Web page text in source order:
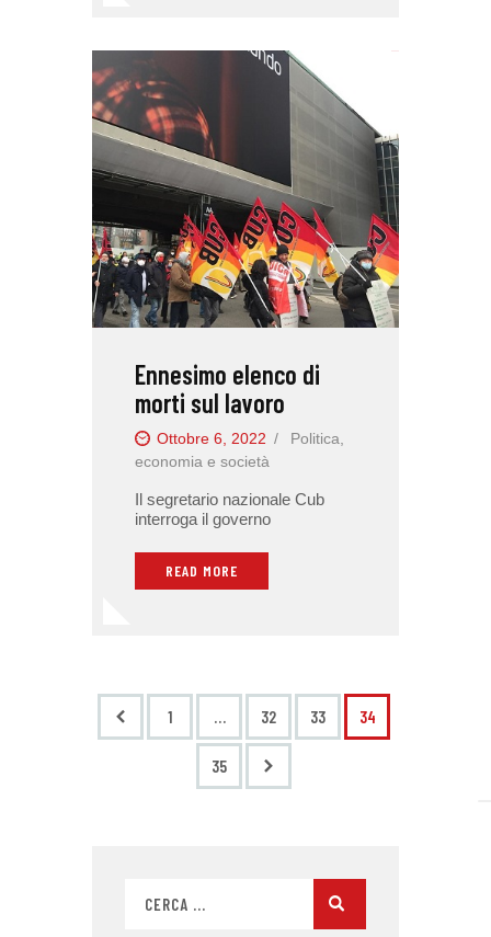
Ennesimo elenco di
morti sul lavoro
Ottobre 6, 2022
Politica,
economia e società
Il segretario nazionale Cub
interroga il governo
READ MORE
1 32 33 34
35